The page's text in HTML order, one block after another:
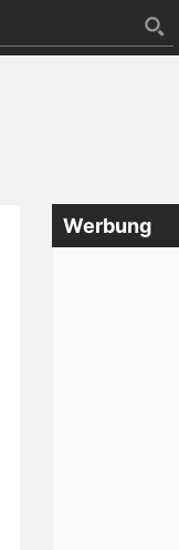
Werbung